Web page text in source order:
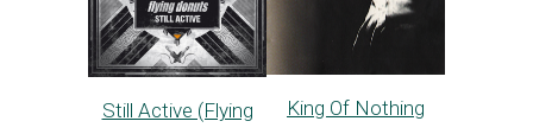
Still Active (Flying
King Of Nothing